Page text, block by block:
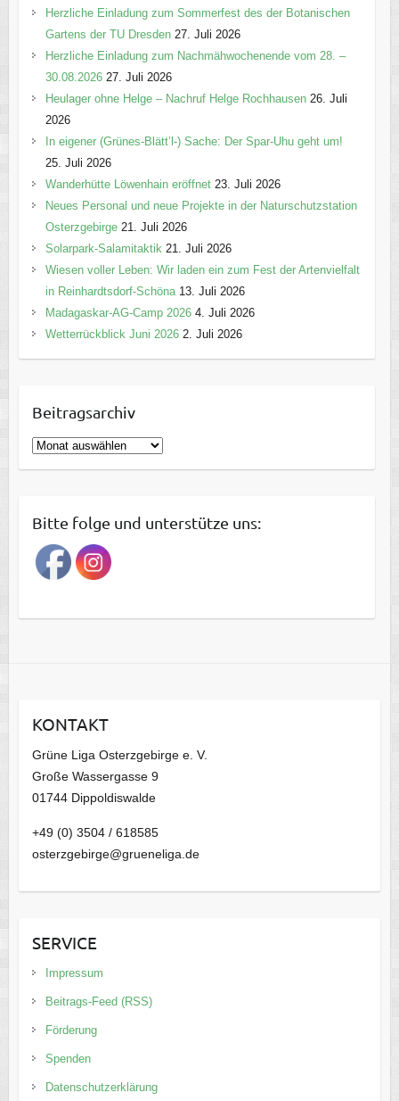
Herzliche Einladung zum Sommerfest des der Botanischen
Gartens der TU Dresden 27. Juli 2026
Herzliche Einladung zum Nachmähwochenende vom 28. –
30.08.2026 27. Juli 2026
Heulager ohne Helge – Nachruf Helge Rochhausen 26. Juli
2026
In eigener (Grünes-Blätt’l-) Sache: Der Spar-Uhu geht um!
25. Juli 2026
Wanderhütte Löwenhain eröffnet 23. Juli 2026
Neues Personal und neue Projekte in der Naturschutzstation
Osterzgebirge 21. Juli 2026
Solarpark-Salamitaktik 21. Juli 2026
Wiesen voller Leben: Wir laden ein zum Fest der Artenvielfalt
in Reinhardtsdorf-Schöna 13. Juli 2026
Madagaskar-AG-Camp 2026 4. Juli 2026
Wetterrückblick Juni 2026 2. Juli 2026
Beitragsarchiv
B
e
r
a
g
a
v
Bitte folge und unterstütze uns:
KONTAKT
Grüne Liga Osterzgebirge e. V.
Große Wassergasse 9
01744 Dippoldiswalde
+49 (0) 3504 / 618585
osterzgebirge@grueneliga.de
SERVICE
Impressum
Beitrags-Feed (RSS)
Förderung
Spenden
Datenschutzerklärung